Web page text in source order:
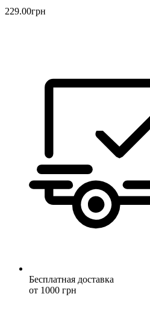
229.00грн
Бесплатная доставка
от 1000 грн